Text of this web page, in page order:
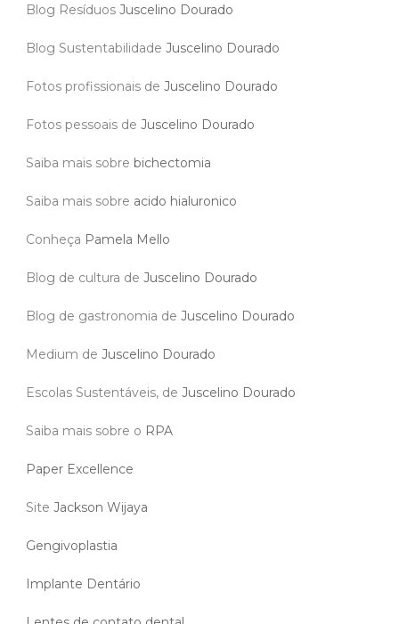
Blog Resíduos Juscelino Dourado
Blog Sustentabilidade Juscelino Dourado
Fotos profissionais de Juscelino Dourado
Fotos pessoais de Juscelino Dourado
Saiba mais sobre bichectomia
Saiba mais sobre acido hialuronico
Conheça Pamela Mello
Blog de cultura de Juscelino Dourado
Blog de gastronomia de Juscelino Dourado
Medium de Juscelino Dourado
Escolas Sustentáveis, de Juscelino Dourado
Saiba mais sobre o RPA
Paper Excellence
Site Jackson Wijaya
Gengivoplastia
Implante Dentário